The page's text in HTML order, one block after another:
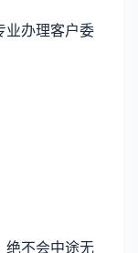
业办理客户委
绝不会中途无